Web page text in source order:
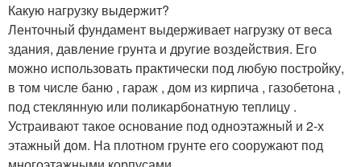
Какую нагрузку выдержит?
Ленточный фундамент выдерживает нагрузку от веса
здания, давление грунта и другие воздействия. Его
можно использовать практически под любую постройку,
в том числе баню , гараж , дом из кирпича , газобетона ,
под стеклянную или поликарбонатную теплицу .
Устраивают такое основание под одноэтажный и 2-х
этажный дом. На плотном грунте его сооружают под